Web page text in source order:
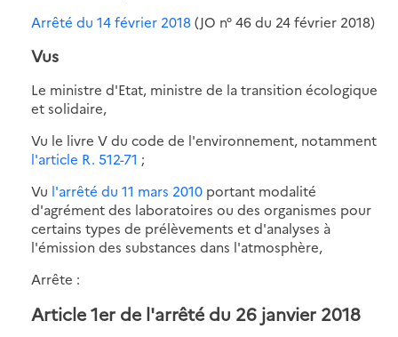
Arrêté du 14 février 2018(JO n° 46 du 24 février 2018)
Vus
Le ministre d'Etat, ministre de la transition écologique
et solidaire,
Vu le livre V du code de l'environnement, notamment
l'article R. 512-71 ;
Vu l'arrêté du 11 mars 2010 portant modalité
d'agrément des laboratoires ou des organismes pour
certains types de prélèvements et d'analyses à
l'émission des substances dans l'atmosphère,
Arrête :
Article 1er de l'arrêté du 26 janvier 2018